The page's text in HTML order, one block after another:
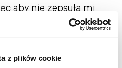
z plików cookie
aby nie zepsuła mi
czosnku i to było
mieloną